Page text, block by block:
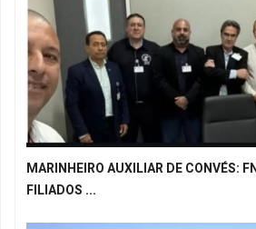
MARINHEIRO AUXILIAR DE CONVÉS:
FILIADOS ...